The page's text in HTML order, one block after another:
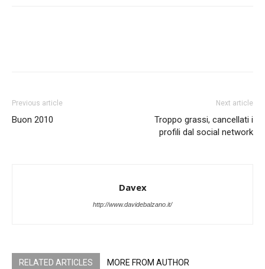
Previous article
Buon 2010
Next article
Troppo grassi, cancellati i
profili dal social network
Davex
http://www.davidebalzano.it/
RELATED ARTICLES MORE FROM AUTHOR